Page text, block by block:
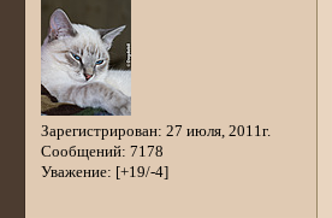
Зарегистрирован: 27 июля, 2011г.
Сообщений: 7178
Уважение: [+19/-4]